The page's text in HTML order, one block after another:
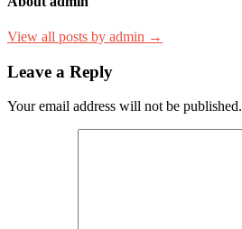
View all posts by admin →
Leave a Reply
Your email address will not be published.